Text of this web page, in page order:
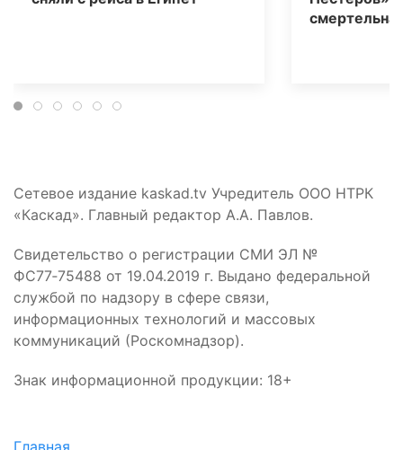
Сетевое издание kaskad.tv Учредитель ООО НТРК
«Каскад». Главный редактор А.А. Павлов.
Свидетельство о регистрации СМИ ЭЛ №
ФС77‑75488 от 19.04.2019 г. Выдано федеральной
службой по надзору в сфере связи,
информационных технологий и массовых
коммуникаций (Роскомнадзор).
Знак информационной продукции: 18+